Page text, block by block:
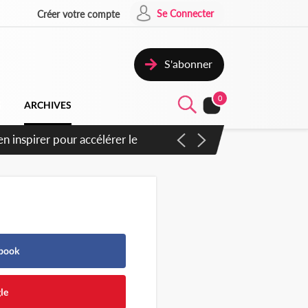
Créer votre compte Se Connecter
S'abonner
ARCHIVES
0
: un nouveau coup